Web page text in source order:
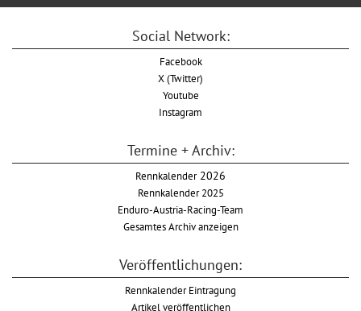
Social Network:
Facebook
X (Twitter)
Youtube
Instagram
Termine + Archiv:
Rennkalender2026
Rennkalender 2025
Enduro-Austria-Racing-Team
Gesamtes Archiv anzeigen
Veröffentlichungen:
Rennkalender Eintragung
Artikel veröffentlichen